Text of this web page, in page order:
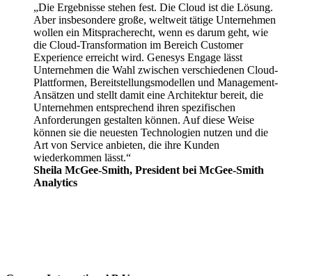
„Die Ergebnisse stehen fest. Die Cloud ist die Lösung.
Aber insbesondere große, weltweit tätige Unternehmen
wollen ein Mitspracherecht, wenn es darum geht, wie
die Cloud-Transformation im Bereich Customer
Experience erreicht wird. Genesys Engage lässt
Unternehmen die Wahl zwischen verschiedenen Cloud-
Plattformen, Bereitstellungsmodellen und Management-
Ansätzen und stellt damit eine Architektur bereit, die
Unternehmen entsprechend ihren spezifischen
Anforderungen gestalten können. Auf diese Weise
können sie die neuesten Technologien nutzen und die
Art von Service anbieten, die ihre Kunden
wiederkommen lässt.“
Sheila McGee-Smith, President bei McGee-Smith
Analytics